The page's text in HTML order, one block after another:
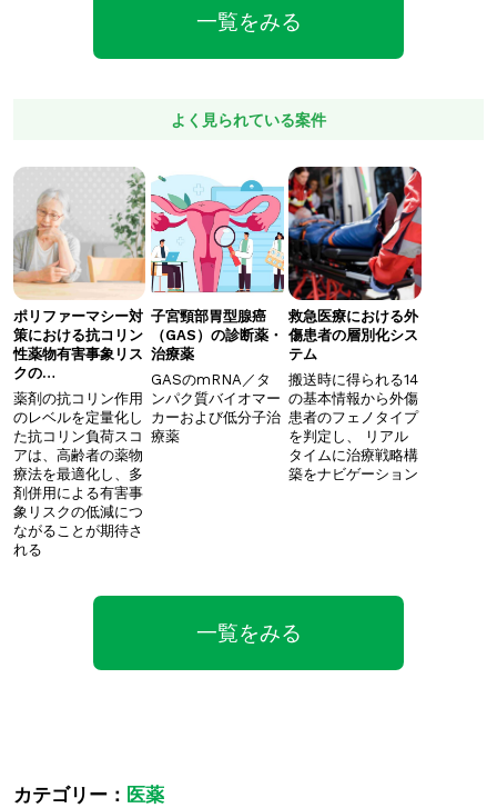
一覧をみる
よく見られている案件
ポリファーマシー対
策における抗コリン
性薬物有害事象リス
クの…
薬剤の抗コリン作用
のレベルを定量化し
た抗コリン負荷スコ
アは、高齢者の薬物
療法を最適化し、多
剤併用による有害事
象リスクの低減につ
ながることが期待さ
れる
子宮頸部胃型腺癌
（GAS）の診断薬・
治療薬
GASのmRNA／タ
ンパク質バイオマー
カーおよび低分子治
療薬
救急医療における外
傷患者の層別化シス
テム
搬送時に得られる14
の基本情報から外傷
患者のフェノタイプ
を判定し、 ​リアル
タイムに治療戦略構
築をナビゲーション
一覧をみる
カテゴリー： 医薬